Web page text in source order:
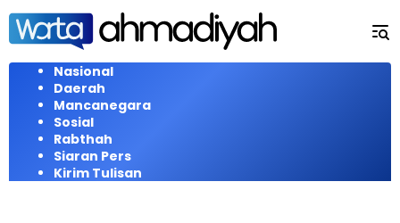
Langsung
konten
Nasional
Daerah
Mancanegara
Sosial
Rabthah
Siaran Pers
Kirim Tulisan